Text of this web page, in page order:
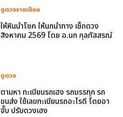
ดูดวงรายเดือน
ให้หินนำโชค ให้นกนำทาง เช็กดวง
สิงหาคม 2569 โดย อ.นก กุลภัสสรณ์
ดูดวง
ตามหา ทะเบียนรถเฮง รถบรรทุก รถ
ขนส่ง ใช้เลขทะเบียนรถอะไรดี โดยอา
จั๊บ ปรับดวงเฮง